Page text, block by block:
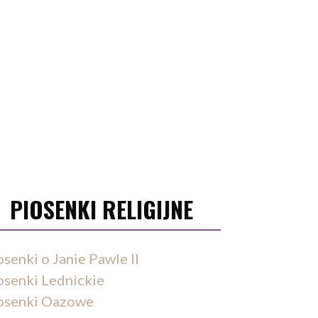
PIOSENKI RELIGIJNE
o Janie Pawle II
Lednickie
Oazowe